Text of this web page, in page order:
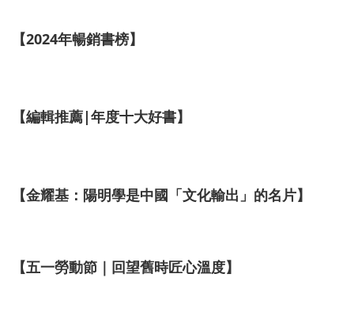
【2024年暢銷書榜】
【編輯推薦|年度十大好書】
【金耀基：陽明學是中國「文化輸出」的名片】
【五一勞動節｜回望舊時匠心溫度】